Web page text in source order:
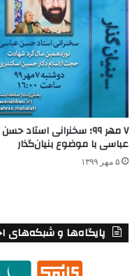
۷ مهر ۹۹؛ سخنرانی استاد حسن
عباسی با موضوع بنیان‌گذار
۵ مهر ۱۳۹۹
پایگاه‌ها و شبکه‌های